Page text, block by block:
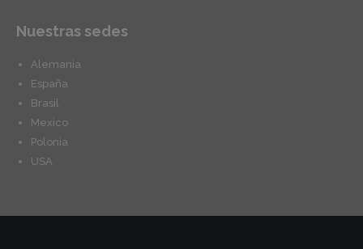
Nuestras sedes
Alemania
España
Brasil
Mexico
Polonia
USA